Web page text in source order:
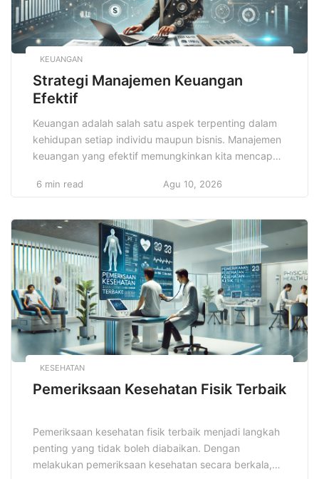
KEUANGAN
Strategi Manajemen Keuangan
Efektif
Keuangan adalah salah satu aspek terpenting dalam
kehidupan setiap individu maupun bisnis. Manajemen
keuangan yang efektif memungkinkan kita mencapai
jangka panjang. Strategi Manajemen Keuangan Efektif
Untuk itu, penting bagi kita untuk memiliki
perencanaan yang jelas, pengelolaan yang hati-hati,
serta evaluasi yang […]
6 min read Agu 10, 2026
KESEHATAN
Pemeriksaan Kesehatan Fisik Terbaik
Pemeriksaan kesehatan fisik terbaik menjadi langkah
penting yang tidak boleh diabaikan. Dengan
melakukan pemeriksaan kesehatan secara berkala,